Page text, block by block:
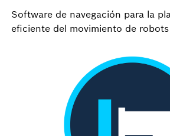
Software de navegación para la
eficiente del movimiento de